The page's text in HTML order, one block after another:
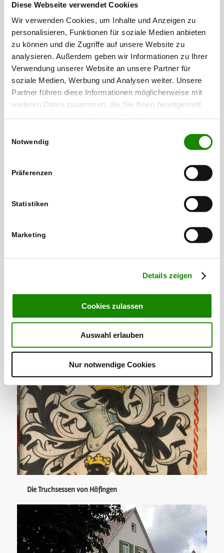
Diese Webseite verwendet Cookies
Wir verwenden Cookies, um Inhalte und Anzeigen zu
personalisieren, Funktionen für soziale Medien anbieten
zu können und die Zugriffe auf unsere Website zu
analysieren. Außerdem geben wir Informationen zu Ihrer
Verwendung unserer Website an unsere Partner für
soziale Medien, Werbung und Analysen weiter. Unsere
Partner führen diese Informationen möglicherweise mit
weiteren Daten zusammen, die Sie ihnen bereitgestellt
Notwendig
Präferenzen
Statistiken
Marketing
Details zeigen
Cookies zulassen
Auswahl erlauben
Nur notwendige Cookies
Leonberger Münzvertrag 1475
Die Truchsessen von Höfingen